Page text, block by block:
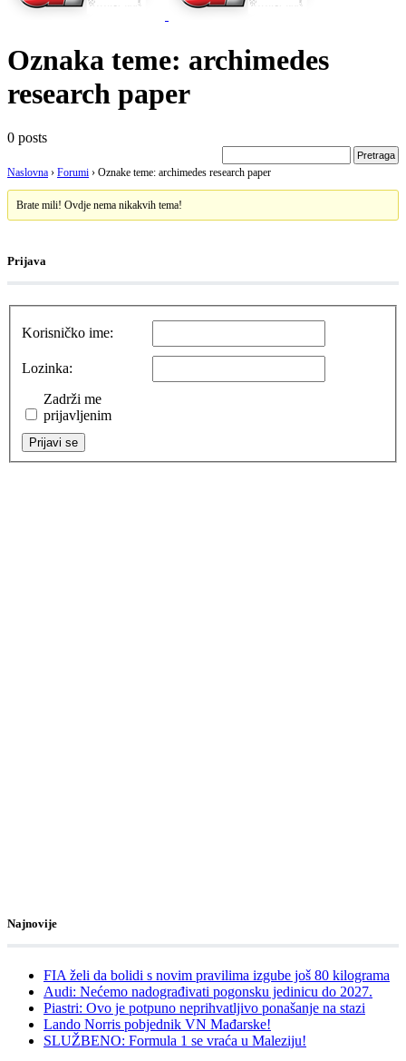
Oznaka teme: archimedes
research paper
0 posts
Naslovna › Forumi › Oznake teme: archimedes research paper
Brate mili! Ovdje nema nikakvih tema!
Prijava
Korisničko ime:
Lozinka:
Zadrži me
prijavljenim
Prijavi se
Najnovije
FIA želi da bolidi s novim pravilima izgube još 80 kilograma
Audi: Nećemo nadograđivati pogonsku jedinicu do 2027.
Piastri: Ovo je potpuno neprihvatljivo ponašanje na stazi
Lando Norris pobjednik VN Mađarske!
SLUŽBENO: Formula 1 se vraća u Maleziju!